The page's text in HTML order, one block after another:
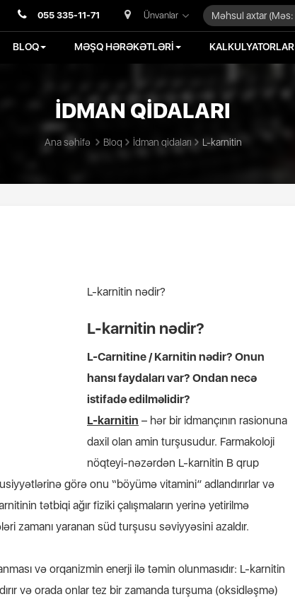
055 335-11-71 Ünvanlar
BLOQ MƏŞQ HƏRƏKƏTLƏRİ KALKULYATORLAR
İDMAN QİDALARI
Ana səhifə Bloq İdman qidaları L-karnitin
L-karnitin nədir?
L-karnitin nədir?
L-Carnitine / Karnitin nədir? Onun
hansı faydaları var? Ondan necə
istifadə edilməlidir?
L-karnitin – hər bir idmançının rasionuna
daxil olan amin turşusudur. Farmakoloji
nöqteyi-nəzərdən L-karnitin B qrup
görə onu “böyümə vitamini” adlandırırlar və
tətbiqi ağır fiziki çalışmaların yerinə yetirilmə
zamanı yaranan süd turşusu səviyyəsini azaldır.
və orqanizmin enerji ilə təmin olunmasıdır: L-karnitin
və orada onlar tez bir zamanda turşuma (oksidləşmə)